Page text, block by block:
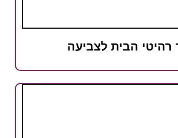
רהיטי הבית לצביעה